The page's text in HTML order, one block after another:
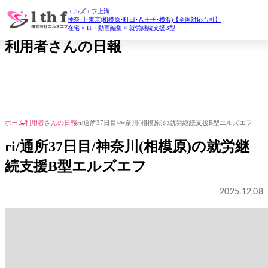
エルズエフ上溝
神奈川･東京(相模原･町田･八王子･横浜)【全国対応も可】
在宅 × IT・動画編集 × 就労継続支援B型
daily report
利用者さんの日報
ホーム利用者さんの日報ri/通所37日目/神奈川(相模原)の就労継続支援B型エルズエフ
ri/通所37日目/神奈川(相模原)の就労継
続支援B型エルズエフ
2025.12.08